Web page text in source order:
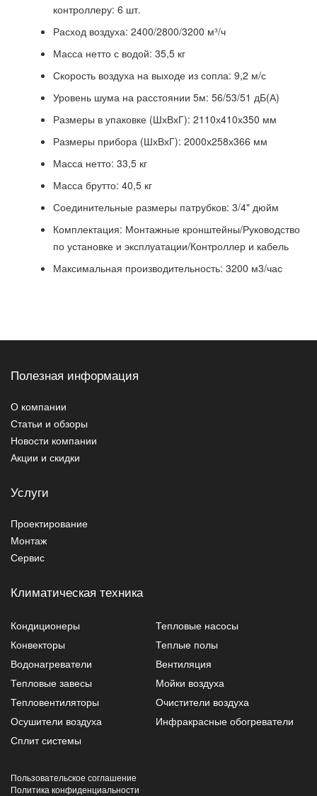
контроллеру: 6 шт.
Расход воздуха: 2400/2800/3200 м³/ч
Масса нетто с водой: 35,5 кг
Скорость воздуха на выходе из сопла: 9,2 м/с
Уровень шума на расстоянии 5м: 56/53/51 дБ(А)
Размеры в упаковке (ШхВхГ): 2110х410х350 мм
Размеры прибора (ШхВхГ): 2000х258х366 мм
Масса нетто: 33,5 кг
Масса брутто: 40,5 кг
Соединительные размеры патрубков: 3/4" дюйм
Комплектация: Монтажные кронштейны/Руководство
по установке и эксплуатации/Контроллер и кабель
Максимальная производительность: 3200 м3/час
Полезная информация
О компании
Статьи и обзоры
Новости компании
Акции и скидки
Услуги
Проектирование
Монтаж
Сервис
Климатическая техника
Кондиционеры
Тепловые насосы
Конвекторы
Теплые полы
Водонагреватели
Вентиляция
Тепловые завесы
Мойки воздуха
Тепловентиляторы
Очистители воздуха
Осушители воздуха
Инфракрасные обогреватели
Сплит системы
Пользовательское соглашение
Политика конфиденциальности